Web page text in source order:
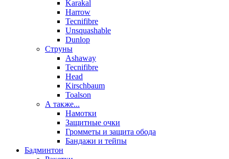
Karakal
Harrow
Tecnifibre
Unsquashable
Dunlop
Струны
Ashaway
Tecnifibre
Head
Kirschbaum
Toalson
А также...
Намотки
Защитные очки
Громметы и защита обода
Бандажи и тейпы
Бадминтон